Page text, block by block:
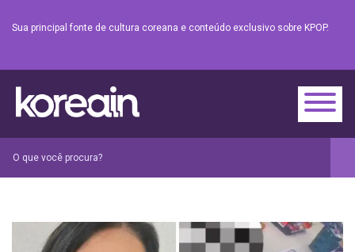
Sua principal fonte de cultura coreana e conteúdo exclusivo sobre KPOP.